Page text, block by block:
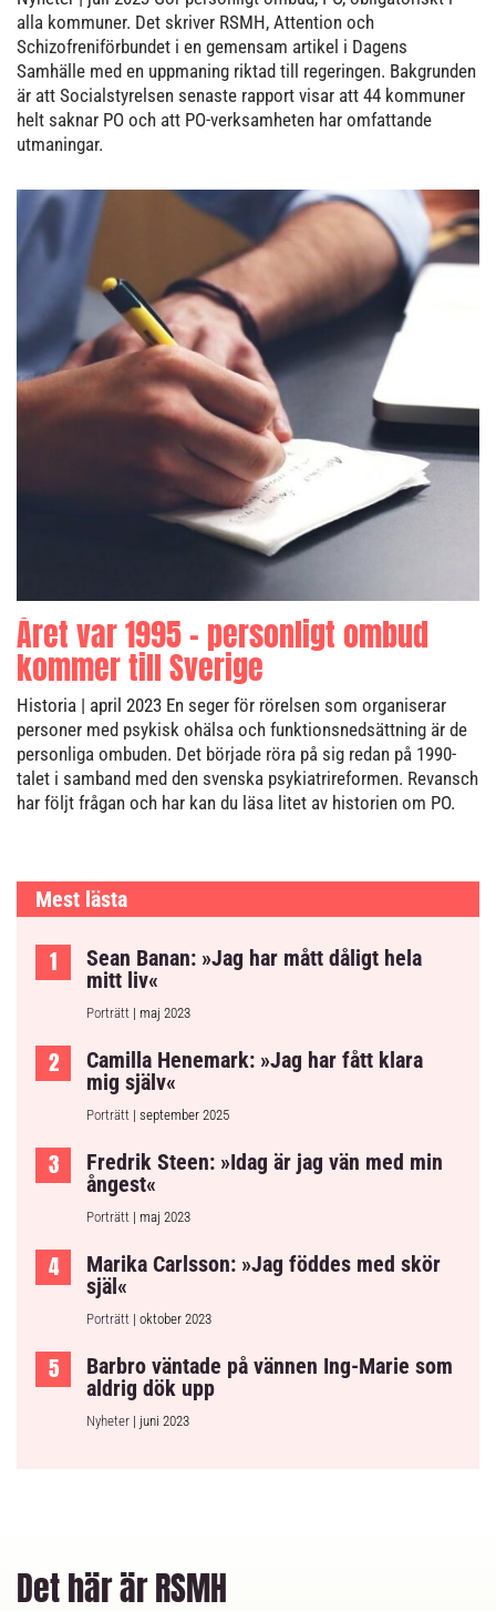
alla kommuner. Det skriver RSMH, Attention och
Schizofreniförbundet i en gemensam artikel i Dagens
Samhälle med en uppmaning riktad till regeringen. Bakgrunden
är att Socialstyrelsen senaste rapport visar att 44 kommuner
helt saknar PO och att PO-verksamheten har omfattande
utmaningar.
Året var 1995 – personligt ombud
kommer till Sverige
Historia | april 2023 En seger för rörelsen som organiserar
personer med psykisk ohälsa och funktionsnedsättning är de
personliga ombuden. Det började röra på sig redan på 1990-
talet i samband med den svenska psykiatrireformen. Revansch
har följt frågan och har kan du läsa litet av historien om PO.
Mest lästa
Sean Banan: »Jag har mått dåligt hela
mitt liv«
Porträtt | maj 2023
Camilla Henemark: »Jag har fått klara
mig själv«
Porträtt | september 2025
Fredrik Steen: »Idag är jag vän med min
ångest«
Porträtt | maj 2023
Marika Carlsson: »Jag föddes med skör
själ«
Porträtt | oktober 2023
Barbro väntade på vännen Ing-Marie som
aldrig dök upp
Nyheter | juni 2023
Det här är RSMH